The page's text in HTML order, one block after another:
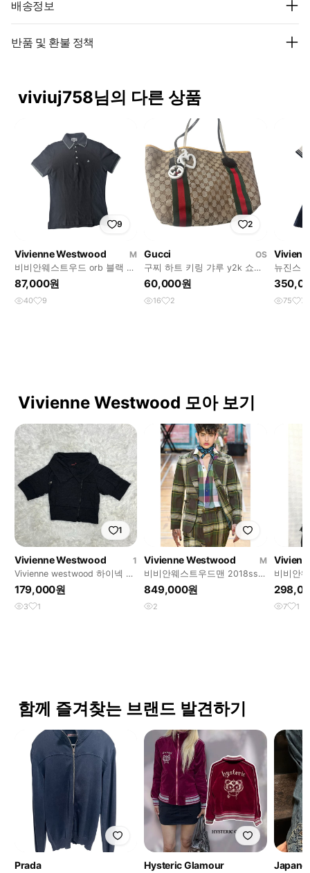
배송정보
반품 및 환불 정책
viviuj758님의 다른 상품
9
Vivienne Westwood
M
비비안웨스트우드 orb 블랙 폴
로 셔츠
87,000원
40 9
2
Gucci
OS
구찌 하트 키링 갸루 y2k 쇼퍼
백
60,000원
16 2
뉴진스
트우드
75 7
Vivienne Westwood 모아 보기
1
Vivienne Westwood
1
Vivienne westwood 하이넥 반
팔 집업
179,000원
3 1
Vivienne Westwood
M
비비안웨스트우드맨 2018ss
타탄체크 테일러드 수트 셋업
849,000원
2
비비안
트라이
7 1
함께 즐겨찾는 브랜드 발견하기
Prada Hysteric Glamour